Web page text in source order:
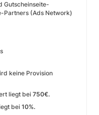
Gutscheinseite-
Partners (Ads Network)
keine Provision
liegt bei 750€.
bei 10%.